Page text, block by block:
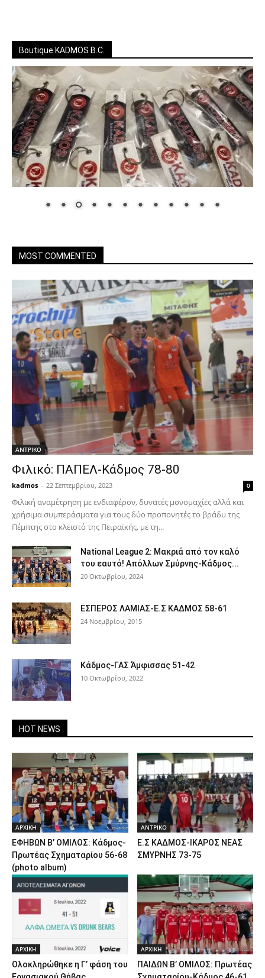
Boutique KADMOS B.C.
MOST COMMENTED
ΑΝTΡΙΚΟ
Φιλικό: ΠΑΠΕΛ-Κάδμος 78-80
kadmos - 22 Σεπτεμβρίου, 2023 0
Φιλική αναμέτρηση με ενδιαφέρον, δυνατές μονομαχίες αλλά και
χρήσιμα συμπεράσματα για τους δύο προπονητές το βράδυ της
Πέμπτης στο κλειστό της Πειραϊκής, με τη...
National League 2: Μακριά από τον καλό
του εαυτό! Απόλλων Σμύρνης-Κάδμος...
20 Οκτωβρίου, 2024
ΕΣΠΕΡΟΣ ΛΑΜΙΑΣ-Ε.Σ ΚΑΔΜΟΣ 58-61
24 Νοεμβρίου, 2015
Κάδμος-ΓΑΣ Άμφισσας 51-42
10 Οκτωβρίου, 2022
HOT NEWS
ΑΡΧΙΚΗ
ΕΦΗΒΩΝ Β’ ΟΜΙΛΟΣ: Κάδμος-
Πρωτέας Σχηματαρίου 56-68
(photo album)
ΑΝTΡΙΚΟ
Ε.Σ ΚΑΔΜΟΣ-ΙΚΑΡΟΣ ΝΕΑΣ
ΣΜΥΡΝΗΣ 73-75
ΑΡΧΙΚΗ
Ολοκληρώθηκε η Γ’ φάση του
ΑΡΧΙΚΗ
ΠΑΙΔΩΝ Β’ ΟΜΙΛΟΣ: Πρωτέας